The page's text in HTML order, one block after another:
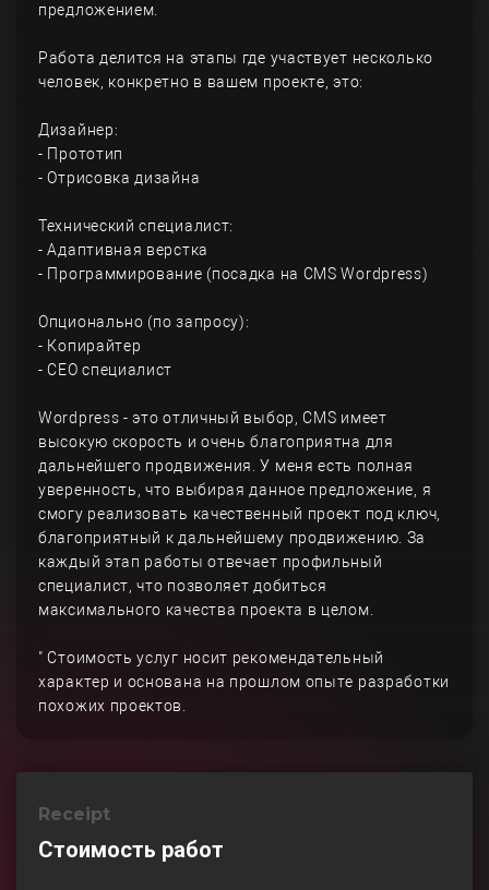
предложением.
Работа делится на этапы где участвует несколько
человек, конкретно в вашем проекте, это:
Дизайнер:
- Прототип
- Отрисовка дизайна
Технический специалист:
- Адаптивная верстка
- Программирование (посадка на CMS Wordpress)
Опционально (по запросу):
- Копирайтер
- СЕО специалист
Wordpress - это отличный выбор, CMS имеет
высокую скорость и очень благоприятна для
дальнейшего продвижения. У меня есть полная
уверенность, что выбирая данное предложение, я
смогу реализовать качественный проект под ключ,
благоприятный к дальнейшему продвижению. За
каждый этап работы отвечает профильный
специалист, что позволяет добиться
максимального качества проекта в целом.
" Стоимость услуг носит рекомендательный
характер и основана на прошлом опыте разработки
похожих проектов.
Receipt
Стоимость работ